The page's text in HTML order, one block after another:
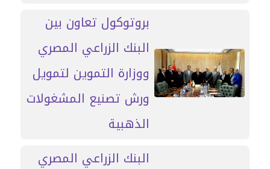
بروتوكول تعاون بين
البنك الزراعي المصري
ووزارة التموين لتمويل
ورش تصنيع المشغولات
الذهبية
البنك الزراعي المصري